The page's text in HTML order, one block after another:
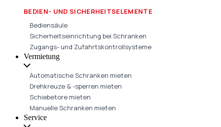
BEDIEN- UND SICHERHEITSELEMENTE
Bediensäule
Sicherheitseinrichtung bei Schranken
Zugangs- und Zufahrtskontrollsysteme
Vermietung
Automatische Schranken mieten
Drehkreuze & -sperren mieten
Schiebetore mieten
Manuelle Schranken mieten
Service